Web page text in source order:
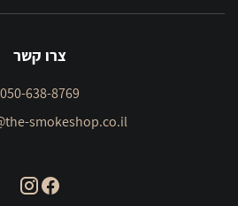
צרו קשר
050-638-8769
smokeshop.co.il